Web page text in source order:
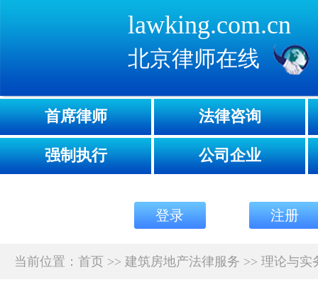
lawking.com.cn
北京律师在线
首席律师 法律咨询
强制执行 公司企业
登录 注册
当前位置： 首页 >> 建筑房地产法律服务 >> 理论与实